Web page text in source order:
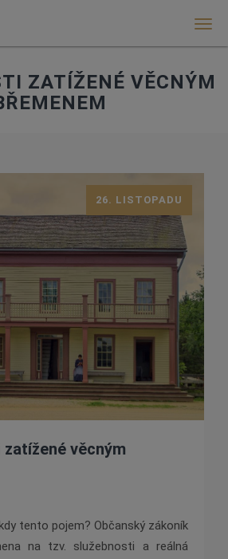
ZATÍŽENÉ VĚCNÝM
věcným
26. LISTOPADU
tento pojem? Občanský zákoník
na tzv. služebnosti a reálná